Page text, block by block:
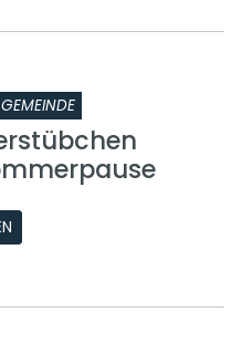
GEMEINDE